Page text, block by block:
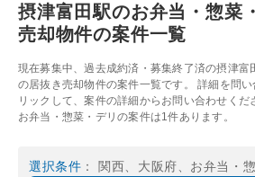
摂津富田駅のお弁当・惣菜
売却物件の案件一覧
現在募集中、過去成約済・募集終了済の摂津富
の居抜き売却物件の案件一覧です。 詳細を問
リックして、案件の詳細からお問い合わせく
お弁当・惣菜・デリの案件は1件あります。
選択条件 ： 関西、大阪府、お弁当・